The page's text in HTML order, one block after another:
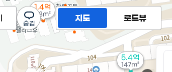
5.4억
147m²
1.4억
58m² 지도 로드뷰